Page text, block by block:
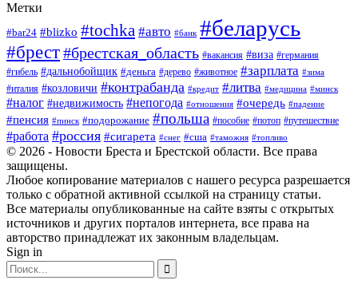
Метки
#bar24 #blizko #tochka #авто #банк #беларусь
#брест#брестская_область #вакансия #виза #германия
#гибель #дальнобойщик #деньга #дерево #животное #зарплата #зима
#италия #козловичи #контрабанда #кредит #литва #медицина #минск
#налог #недвижимость #непогода #отношения #очередь #падение
#пенсия #пинск #подорожание #польша #пособие #потоп #путешествие
#работа #россия #сигарета #снег #сша #таможня #топливо
© 2026 - Новости Бреста и Брестской области. Все права
защищены.
Любое копирование материалов с нашего ресурса разрешается
только с обратной активной ссылкой на страницу статьи.
Все материалы опубликованные на сайте взяты с открытых
источников и других порталов интернета, все права на
авторство принадлежат их законным владельцам.
Sign in